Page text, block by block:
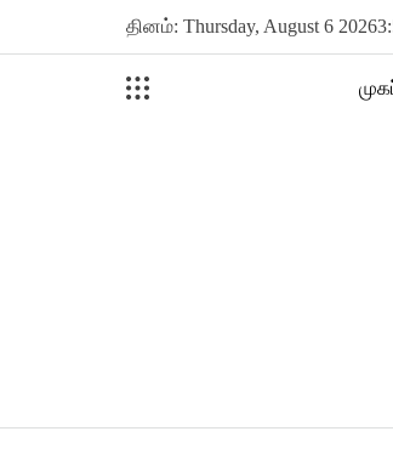
தினம்: Thursday, August 6 20263: